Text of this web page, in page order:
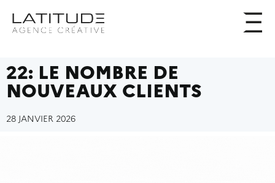
22: LE NOMBRE DE
NOUVEAUX CLIENTS
28 JANVIER 2026